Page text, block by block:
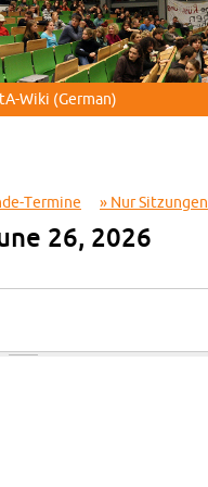
content
Wiki (Ger­man)
Ter­mine Nur Sitzun­gen
26, 2026